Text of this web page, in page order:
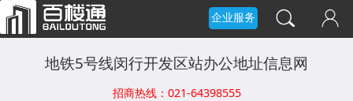
企业服务
地铁5号线闵行开发区站办公地址信息网
招商热线：021-64398555